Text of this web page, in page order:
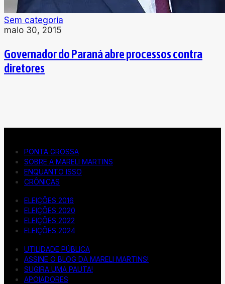
Sem categoria
maio 30, 2015
Governador do Paraná abre processos contra
diretores
PONTA GROSSA
SOBRE A MARELI MARTINS
ENQUANTO ISSO
CRÔNICAS
ELEIÇÕES 2016
ELEIÇÕES 2020
ELEIÇÕES 2022
ELEIÇÕES 2024
UTILIDADE PÚBLICA
ASSINE O BLOG DA MARELI MARTINS!
SUGIRA UMA PAUTA!
APOIADORES